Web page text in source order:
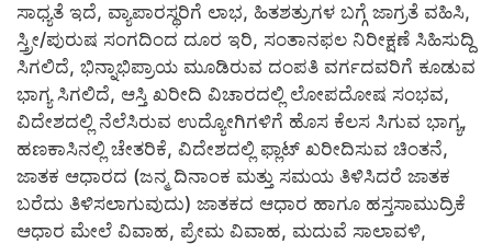
ಸಾಧ್ಯತೆ ಇದೆ, ವ್ಯಾಪಾರಸ್ಥರಿಗೆ ಲಾಭ, ಹಿತಶತ್ರುಗಳ ಬಗ್ಗೆ ಜಾಗ್ರತೆ ವಹಿಸಿ,
ಸ್ತ್ರೀ/ಪುರುಷ ಸಂಗದಿಂದ ದೂರ ಇರಿ, ಸಂತಾನಫಲ ನಿರೀಕ್ಷಣೆ ಸಿಹಿಸುದ್ದಿ
ಸಿಗಲಿದೆ, ಭಿನ್ನಾಭಿಪ್ರಾಯ ಮೂಡಿರುವ ದಂಪತಿ ವರ್ಗದವರಿಗೆ ಕೂಡುವ
ಭಾಗ್ಯ ಸಿಗಲಿದೆ, ಆಸ್ತಿ ಖರೀದಿ ವಿಚಾರದಲ್ಲಿ ಲೋಪದೋಷ ಸಂಭವ,
ವಿದೇಶದಲ್ಲಿ ನೆಲೆಸಿರುವ ಉದ್ಯೋಗಿಗಳಿಗೆ ಹೊಸ ಕೆಲಸ ಸಿಗುವ ಭಾಗ್ಯ,
ಹಣಕಾಸಿನಲ್ಲಿ ಚೇತರಿಕೆ, ವಿದೇಶದಲ್ಲಿ ಫ್ಲಾಟ್ ಖರೀದಿಸುವ ಚಿಂತನೆ,
ಜಾತಕ ಆಧಾರದ (ಜನ್ಮ ದಿನಾಂಕ ಮತ್ತು ಸಮಯ ತಿಳಿಸಿದರೆ ಜಾತಕ
ಬರೆದು ತಿಳಿಸಲಾಗುವುದು) ಜಾತಕದ ಆಧಾರ ಹಾಗೂ ಹಸ್ತಸಾಮುದ್ರಿಕೆ
ಆಧಾರ ಮೇಲೆ ವಿವಾಹ, ಪ್ರೇಮ ವಿವಾಹ, ಮದುವೆ ಸಾಲಾವಳಿ,